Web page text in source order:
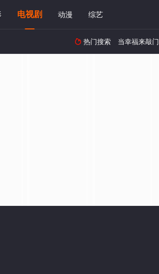
电视剧 动漫 综艺
 热门搜索 当幸福来敲门